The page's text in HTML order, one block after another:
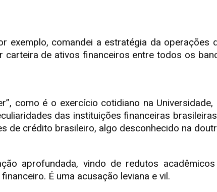
exemplo, comandei a estratégia da operações
carteira de ativos financeiros entre todos os
como é o exercício cotidiano na
das instituições financeiras
de crédito brasileiro, algo desconhecido na
aprofundada, vindo de redutos
É uma acusação leviana e vil.